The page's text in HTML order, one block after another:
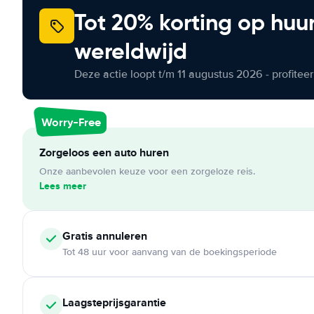
Tot 20% korting op
wereldwijd
Deze actie loopt t/m 11 augustus 2026 -
Worry-Free
Zorgeloos een auto huren
Onze aanbevolen keuze voor een zorgeloze reis.
Lees meer
Gratis annuleren
Tot 48 uur voor aanvang van de boekingsperiode
Laagsteprijsgarantie